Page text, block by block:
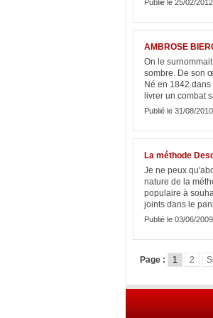
Publié le 25/02/
AMBROSE
On le
sombre. De son
Né en 1842
livrer un combat
Publié le 31/08/
La méthode
Je ne peux
nature de la
populaire à
joints dans le
Publié le 03/06/
Page : 1 2